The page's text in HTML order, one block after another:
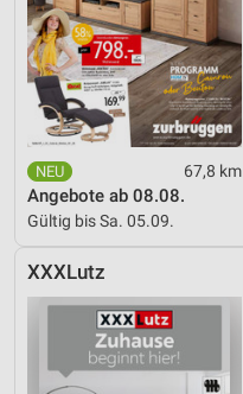
67,8 km
Angebote ab 08.08.
Gültig bis Sa. 05.09.
XXXLutz